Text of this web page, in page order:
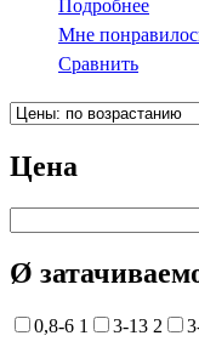
Подробнее
Мне
Сравнить
Цена
Ø
0,8-6 1 3-13 2